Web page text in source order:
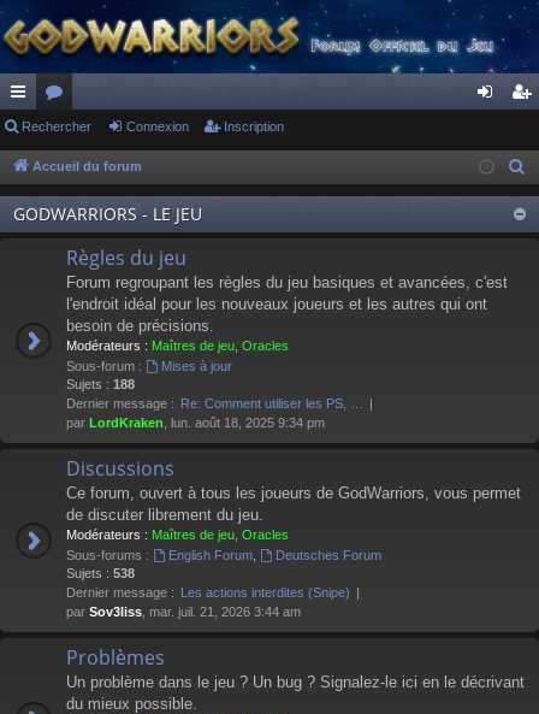
ac
co
ur
ci
or
u
m
s
ne
xi
on
cri
pti
on
Rechercher Connexion Inscription
Accueil du forum
GODWARRIORS - LE JEU
Règles du jeu
Forum regroupant les règles du jeu basiques et avancées, c'est
l'endroit idéal pour les nouveaux joueurs et les autres qui ont
besoin de précisions.
Modérateurs : Maîtres de jeu Oracles
Sous-forum :
Mises à jour
Sujets : 188
Dernier message : Re: Comment utiliser les PS, …
par LordKraken , lun. août 18, 2025 9:34 pm
Discussions
Ce forum, ouvert à tous les joueurs de GodWarriors, vous permet
de discuter librement du jeu.
Modérateurs : Maîtres de jeu Oracles
Sous-forums :
English Forum,
Deutsches Forum
Sujets : 538
Dernier message : Les actions interdites (Snipe)
par Sov3liss , mar. juil. 21, 2026 3:44 am
Problèmes
Un problème dans le jeu ? Un bug ? Signalez-le ici en le décrivant
du mieux possible.